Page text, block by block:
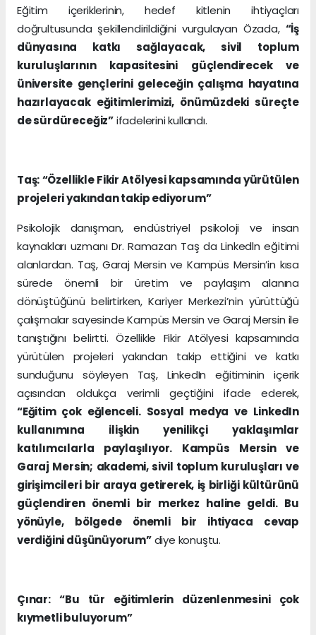
Eğitim içeriklerinin, hedef kitlenin ihtiyaçları
doğrultusunda şekillendirildiğini vurgulayan Özada, “İş
dünyasına katkı sağlayacak, sivil toplum
kuruluşlarının kapasitesini güçlendirecek ve
üniversite gençlerini geleceğin çalışma hayatına
hazırlayacak eğitimlerimizi, önümüzdeki süreçte
de sürdüreceğiz”ifadelerini kullandı.
Taş: “Özellikle Fikir Atölyesi kapsamında yürütülen
projeleri yakından takip ediyorum”
Psikolojik danışman, endüstriyel psikoloji ve insan
kaynakları uzmanı Dr. Ramazan Taş da Linkedln eğitimi
alanlardan. Taş, Garaj Mersin ve Kampüs Mersin’in kısa
sürede önemli bir üretim ve paylaşım alanına
dönüştüğünü belirtirken, Kariyer Merkezi’nin yürüttüğü
çalışmalar sayesinde Kampüs Mersin ve Garaj Mersin ile
tanıştığını belirtti. Özellikle Fikir Atölyesi kapsamında
yürütülen projeleri yakından takip ettiğini ve katkı
sunduğunu söyleyen Taş, LinkedIn eğitiminin içerik
açısından oldukça verimli geçtiğini ifade ederek,
“Eğitim çok eğlenceli. Sosyal medya ve LinkedIn
kullanımına ilişkin yenilikçi yaklaşımlar
katılımcılarla paylaşılıyor. Kampüs Mersin ve
Garaj Mersin; akademi, sivil toplum kuruluşları ve
girişimcileri bir araya getirerek, iş birliği kültürünü
güçlendiren önemli bir merkez haline geldi. Bu
yönüyle, bölgede önemli bir ihtiyaca cevap
verdiğini düşünüyorum”diye konuştu.
Çınar: “Bu tür eğitimlerin düzenlenmesini çok
kıymetli buluyorum”